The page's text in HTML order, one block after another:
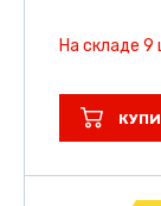
На складе 9